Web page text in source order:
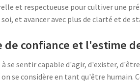
et respectueuse pour cultiver une
et avancer avec plus de clarté et de
confiance et l'estime
se sentir capable d'agir, d'exister,
se considère en tant qu'être humain.